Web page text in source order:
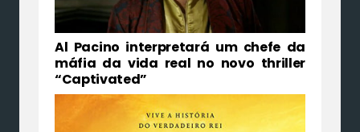
Al Pacino interpretará um chefe da
máfia da vida real no novo thriller
“Captivated”